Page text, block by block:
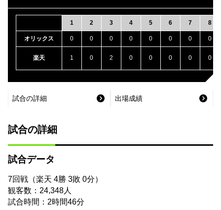
1 2 3 4 5 6 7 8
オリックス 0 0 0 0 0 0 0 0
楽天 1 0 2 0 0 0 0 0
試合の詳細 出場成績
試合の詳細
試合データ
7回戦（楽天 4勝 3敗 0分）
観客数：24,348人
試合時間：2時間46分